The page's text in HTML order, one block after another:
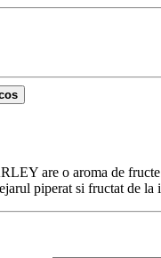
are o aroma de
piperat si fructat de la